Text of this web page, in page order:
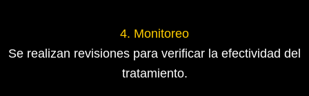
4. Monitoreo
Se realizan revisiones para verificar la efectividad del
tratamiento.